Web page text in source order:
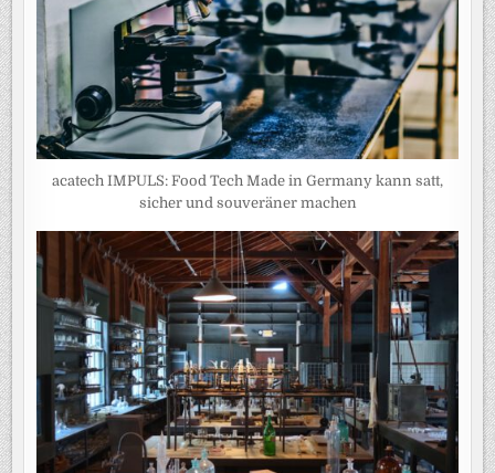
acatech IMPULS: Food Tech Made in Germany kann satt,
sicher und souveräner machen